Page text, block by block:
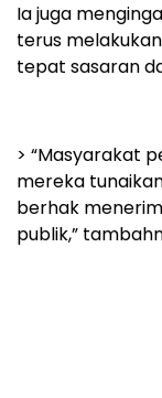
Ia juga
terus
tepat sasaran
> “Masyarakat
mereka
berhak
publik,”